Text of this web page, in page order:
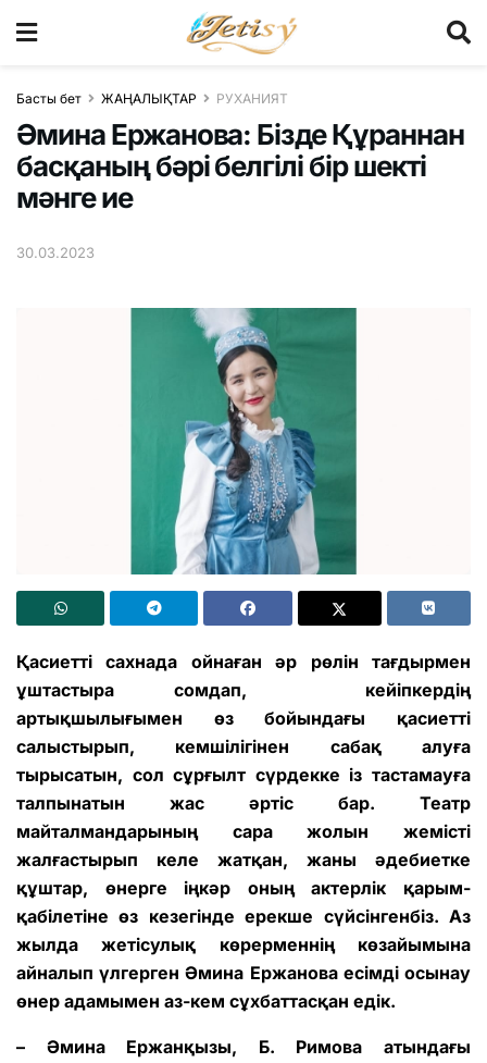
Басты бет ЖАҢАЛЫҚТАР РУХАНИЯТ
Әмина Ержанова: Бізде Құраннан
басқаның бәрі белгілі бір шекті
мәнге ие
30.03.2023
Қасиетті сахнада ойнаған әр рөлін тағдырмен
ұштастыра сомдап, кейіпкердің
артықшылығымен өз бойындағы қасиетті
салыстырып, кемшілігінен сабақ алуға
тырысатын, сол сұрғылт сүрдекке із тастамауға
талпынатын жас әртіс бар. Театр
майталмандарының сара жолын жемісті
жалғастырып келе жатқан, жаны әдебиетке
құштар, өнерге іңкәр оның актерлік қарым-
қабілетіне өз кезегінде ерекше сүйсінгенбіз. Аз
жылда жетісулық көрерменнің көзайымына
айналып үлгерген Әмина Ержанова есімді осынау
өнер адамымен аз-кем сұхбаттасқан едік.
– Әмина Ержанқызы, Б. Римова атындағы